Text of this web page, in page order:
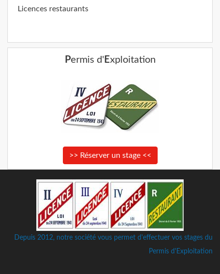
Licences restaurants
Permis d' Exploitation
>> Réserver un stage <<
Depuis 2012, notre société vous permet d'effectuer vos stages du
Permis d'Exploitation